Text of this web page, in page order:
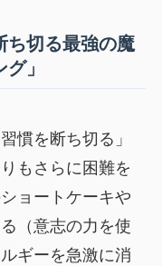
切る最強の魔
」
慣を断ち切る」
もさらに困難を
ョートケーキや
（意志の力を使
ギーを急激に消